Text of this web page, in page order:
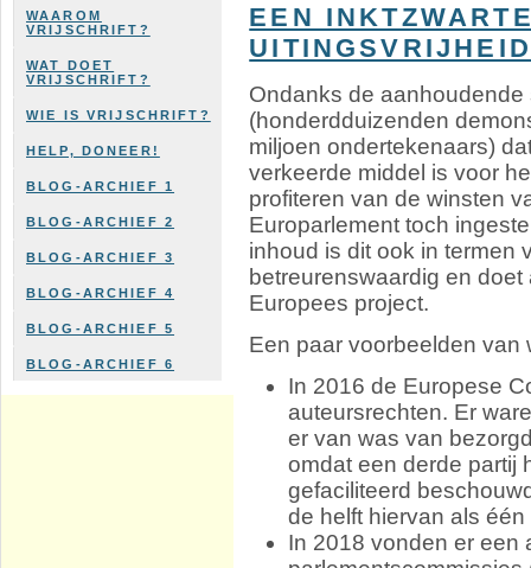
WAAROM
VRIJSCHRIFT?
WAT DOET
VRIJSCHRIFT?
WIE IS VRIJSCHRIFT?
HELP, DONEER!
BLOG-ARCHIEF 1
BLOG-ARCHIEF 2
BLOG-ARCHIEF 3
BLOG-ARCHIEF 4
BLOG-ARCHIEF 5
BLOG-ARCHIEF 6
EEN
UITINGSVRIJHEID
Ondanks de
(honderdduizenden
miljoen ondertekenaars)
verkeerde middel is voor
profiteren van de winsten
Europarlement toch
inhoud is dit ook in termen
betreurenswaardig en
Europees project.
Een paar voorbeelden van
In 2016 de Europese
auteursrechten. Er
er van was van
omdat een derde partij
gefaciliteerd
de helft hiervan als één
In 2018 vonden er een